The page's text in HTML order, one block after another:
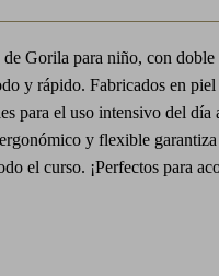
Gorila para niño, con doble
y rápido. Fabricados en piel
para el uso intensivo del día
y flexible garantiza
el curso. ¡Perfectos para